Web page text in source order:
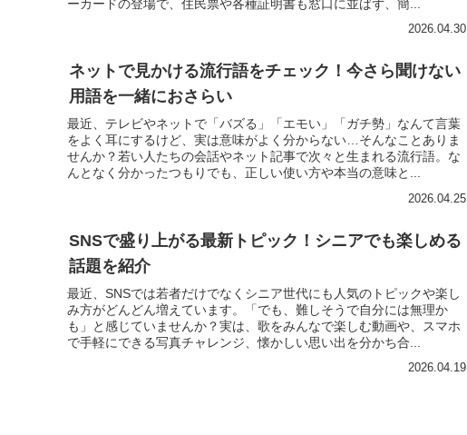
ーカードの登場で、住民票や各種証明書も窓口に並ばず、簡...
2026.04.30
ネットで見かける流行語をチェック！今さら聞けない
用語を一緒におさらい
最近、テレビやネットで「バズる」「エモい」「ガチ勢」なんて言葉
をよく耳にするけど、実は意味がよく分からない…そんなことありま
せんか？若い人たちの会話やネット記事で次々と生まれる流行語。な
んとなく分かったつもりでも、正しい使い方や本当の意味と...
2026.04.25
SNSで盛り上がる最新トピック！シニアでも楽しめる
話題を紹介
最近、SNSでは若者だけでなくシニア世代にも人気のトピックや楽し
み方がどんどん増えています。「でも、難しそうで自分には無理か
も」と感じていませんか？実は、歌をみんなで楽しむ動画や、スマホ
で手軽にできる写真チャレンジ、懐かしい思い出を分かち合...
2026.04.19